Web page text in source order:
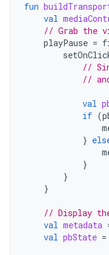
fun
val
// Grab the
playPause =
//
//
val
if (
}
}
}
}
// Display
val metadata
val pbState =